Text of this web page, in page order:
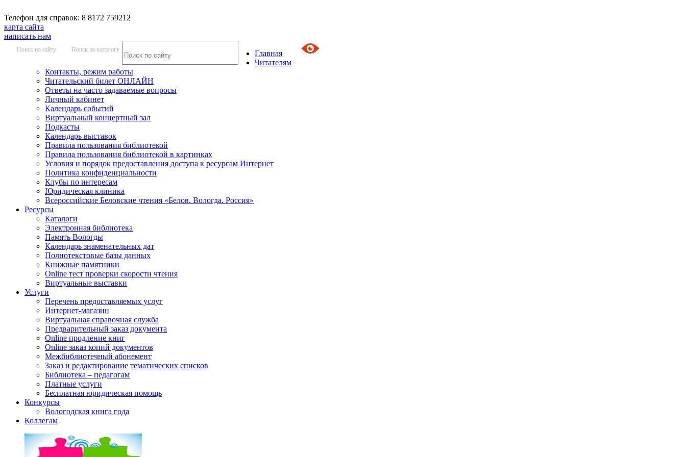
Телефон для справок: 8 8172 759212
карта сайта
написать нам
Поиск по сайту Поиск по каталогу
Главная
Читателям
Контакты, режим работы
Читательский билет ОНЛАЙН
Ответы на часто задаваемые вопросы
Личный кабинет
Календарь событий
Виртуальный концертный зал
Подкасты
Календарь выставок
Правила пользования библиотекой
Правила пользования библиотекой в картинках
Условия и порядок предоставления доступа к ресурсам Интернет
Политика конфиденциальности
Клубы по интересам
Юридическая клиника
Всероссийские Беловские чтения «Белов. Вологда. Россия»
Ресурсы
Каталоги
Электронная библиотека
Память Вологды
Календарь знаменательных дат
Полнотекстовые базы данных
Книжные памятники
Online тест проверки скорости чтения
Виртуальные выставки
Услуги
Перечень предоставляемых услуг
Интернет-магазин
Виртуальная справочная служба
Предварительный заказ документа
Online продление книг
Online заказ копий документов
Межбиблиотечный абонемент
Заказ и редактирование тематических списков
Библиотека – педагогам
Платные услуги
Бесплатная юридическая помощь
Конкурсы
Вологодская книга года
Коллегам